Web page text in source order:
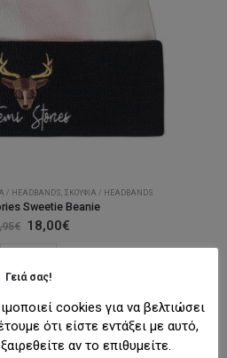
/ HEADBANDS, ΣΚΟΎΦΙΑ / HEADBANDS
Sweetie Beanie
€ Original
was:
18,00€Η
τιμή
Αυτό
έχει
πολλαπλές
παραλλαγές.
Γειά σας!
cookies για να βελτιώσει
ότι είστε εντάξει με αυτό,
αν το επιθυμείτε.